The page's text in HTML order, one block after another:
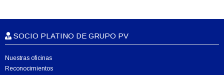
SOCIO PLATINO DE GRUPO PV
Nuestras oficinas
Reconocimientos